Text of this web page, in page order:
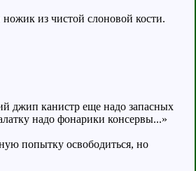
ножик из чистой слоновой кости.
джип канистр еще надо запасных
надо фонарики консервы...»
попытку освободиться, но